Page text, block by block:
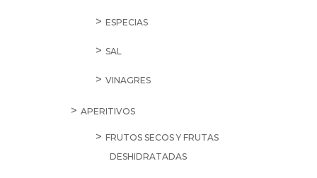
ESPECIAS
SAL
VINAGRES
APERITIVOS
FRUTOS SECOS Y FRUTAS
DESHIDRATADAS